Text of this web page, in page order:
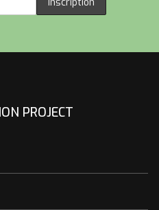
Inscription
PROJECT